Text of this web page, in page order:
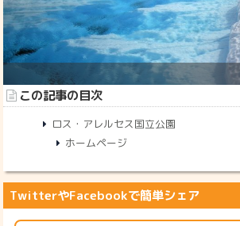
この記事の目次
ロス・アレルセス国立公園
ホームページ
TwitterやFacebookで簡単シェア